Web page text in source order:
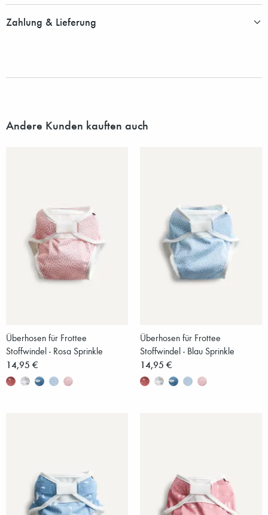
Zahlung & Lieferung
Andere Kunden kauften auch
Überhosen für Frottee
Stoffwindel - Rosa Sprinkle
14,95 €
Überhosen für Frottee
Stoffwindel - Blau Sprinkle
14,95 €